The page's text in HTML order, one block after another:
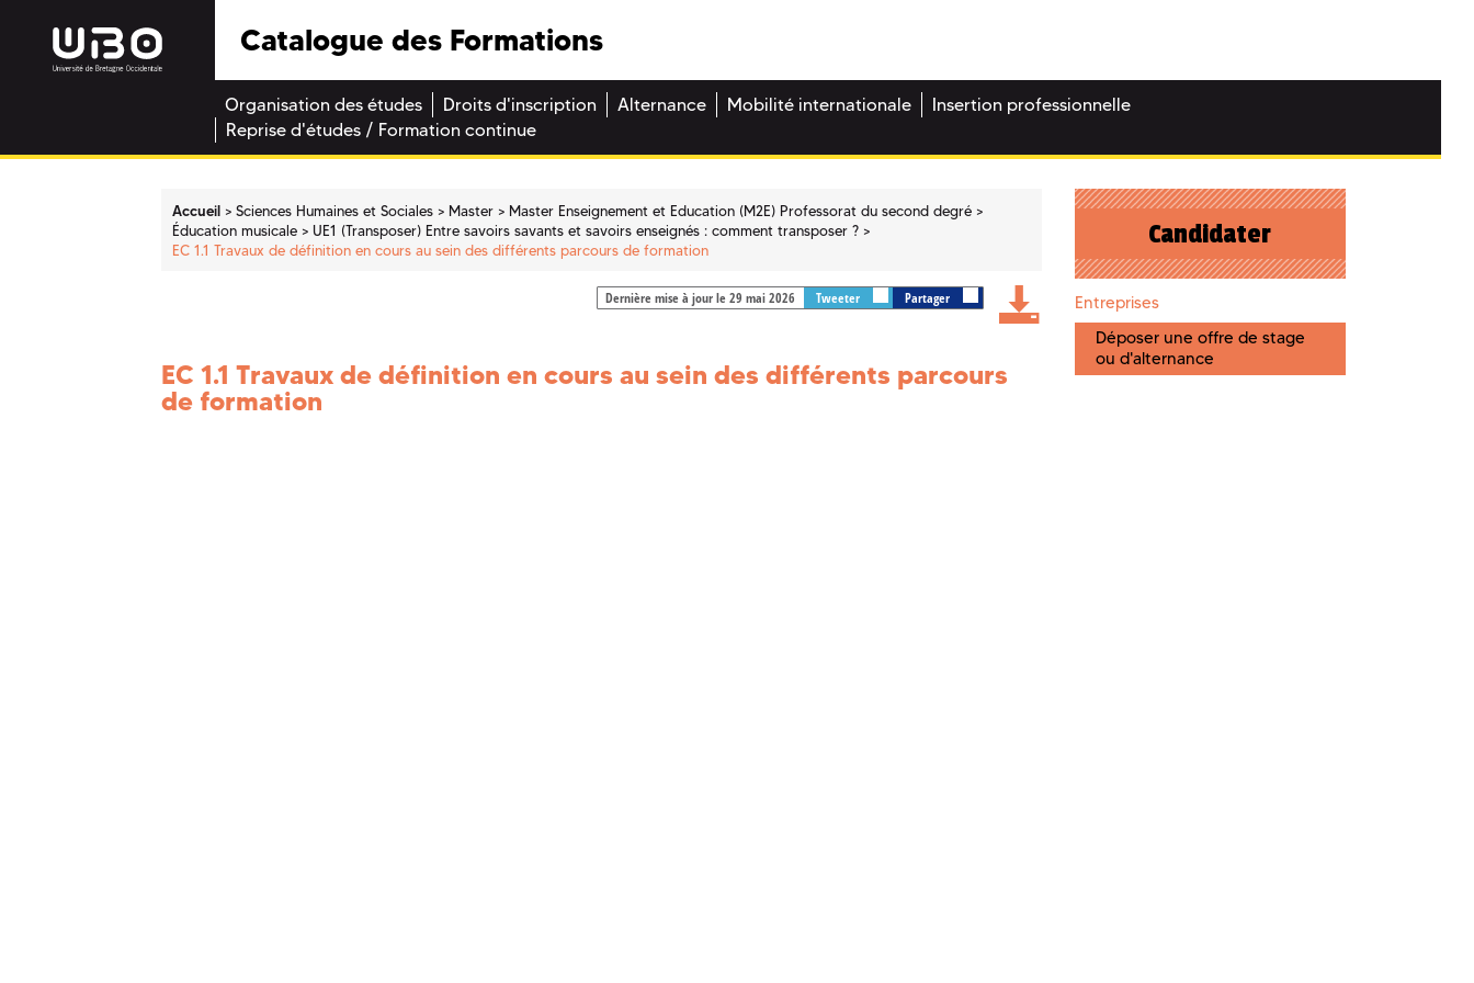
Catalogue des Formations
Organisation des études Droits d'inscription Alternance Mobilité internationale
Insertion professionnelle
Reprise d'études / Formation continue
Accueil Sciences Humaines et Sociales Master
Master Enseignement et Education (M2E) Professorat du second degré
Éducation musicale
UE1 (Transposer) Entre savoirs savants et savoirs enseignés : comment transposer ?
EC 1.1 Travaux de définition en cours au sein des différents parcours de formation
Dernière mise à jour le 29 mai 2026 Tweeter Partager
EC 1.1 Travaux de définition en cours au sein des différents parcours
de formation
Candidater
Entreprises
Déposer une offre de stage
ou d'alternance